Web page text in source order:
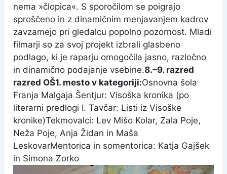
nema »člopica«. S sporočilom se poigrajo
sproščeno in z dinamičnim menjavanjem kadrov
zavzamejo pri gledalcu popolno pozornost. Mladi
filmarji so za svoj projekt izbrali glasbeno
podlago, ki je raparju omogočila jasno, razločno
in dinamično podajanje vsebine.8.–9. razred
razred OŠ1. mesto v kategoriji:Osnovna šola
Franja Malgaja Šentjur: Visoška kronika (po
literarni predlogi I. Tavčar: Listi iz Visoške
kronike)Tekmovalci: Lev Mišo Kolar, Zala Poje,
Neža Poje, Anja Židan in Maša
LeskovarMentorica in somentorica: Katja Gajšek
in Simona Zorko